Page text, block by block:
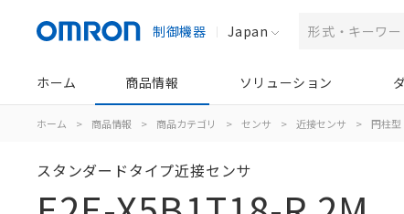
制御機器 Japan
ホーム 商品情報 ソリューション
ホーム > 商品情報 > 商品カテゴリ > センサ > 近接センサ > 円柱型
スタンダードタイプ近接センサ